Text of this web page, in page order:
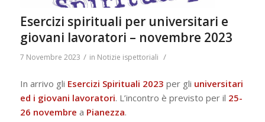
Esercizi spirituali per universitari e
giovani lavoratori – novembre 2023
7 Novembre 2023 / in Notizie ispettoriali /
In arrivo gli Esercizi Spirituali 2023 per gli universitari
ed i giovani lavoratori. L’incontro è previsto per il 25-
26 novembre a Pianezza.